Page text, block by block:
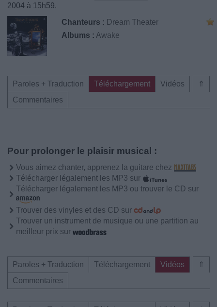
2004 à 15h59.
Chanteurs : Dream Theater
Albums : Awake
⇑
Paroles + Traduction Téléchargement
Vidéos
Commentaires
Pour prolonger le plaisir musical :
Vous aimez chanter, apprenez la guitare chez
Télécharger légalement les MP3 sur
Télécharger légalement les MP3 ou trouver le CD sur
Trouver des vinyles et des CD sur
Trouver un instrument de musique ou une partition au
meilleur prix sur
⇑
Paroles + Traduction Téléchargement
Vidéos
Commentaires